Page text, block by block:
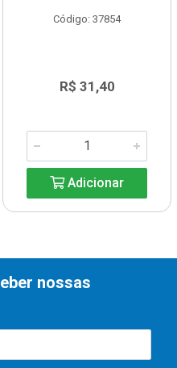
Código: 37854
R$ 31,40
Adicionar
nossas